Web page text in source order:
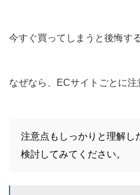
今すぐ買ってしまうと後悔す
なぜなら、ECサイトごとに注
注意点もしっかりと理解し
検討してみてください。